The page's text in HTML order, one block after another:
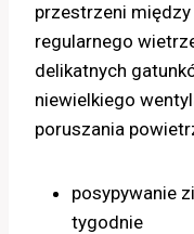
przestrzeni
regularnego
delikatnych
niewielkiego
poruszania
posypywanie
tygodnie